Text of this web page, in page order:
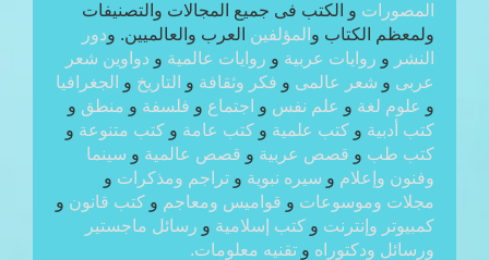
المصورات و الكتب فى جميع المجالات والتصنيفات
ولمعظم الكتاب و المؤلفين العرب والعالميين. ودور
النشر و روايات عربية و روايات عالمية و دواوين شعر
عربى و شعر عالمى و فكر وثقافة و التاريخ و الجغرافيا
و علوم لغة و علم نفس و اجتماع و فلسفة و منطق و
كتب أدبية و كتب علمية و كتب عامة و كتب متنوعة و
كتب طب و قصص عربية و قصص عالمية و سينما
وفنون وإعلام و سيره نبوية و تراجم ومذكرات و
مجلات وموسوعات و قواميس ومعاجم و كتب قانون و
كمبيوتر وإنترنت و كتب إسلامية و رسائل ماجستير
ورسائل ودكتوراه و تقنيه معلومات.